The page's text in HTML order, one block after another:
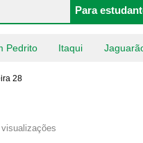
Para
Pedrito Itaqui
28